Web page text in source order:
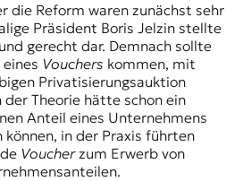
die Reform waren zunächst sehr
Präsident Boris Jelzin stellte
gerecht dar. Demnach sollte
Vouchers kommen, mit
Privatisierungsauktion
Theorie hätte schon ein
Anteil eines Unternehmens
in der Praxis führten
Voucherzum Erwerb von